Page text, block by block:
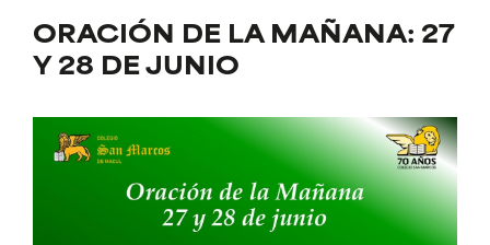
ORACIÓN DE LA MAÑANA: 27
Y 28 DE JUNIO